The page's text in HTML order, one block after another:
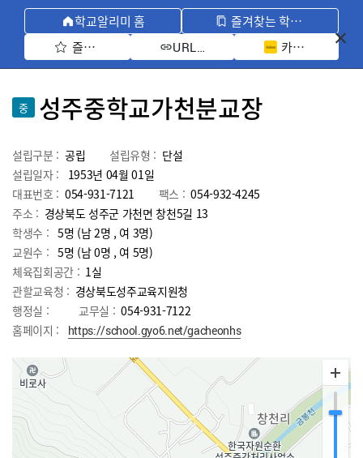
학교알리미 홈
즐겨찾는 학교 모아보기
즐겨찾기 선택
URL 복사 카카오톡 공유
중 성주중학교가천분교장
설립구분 : 공립 설립유형 : 단설
설립일자 :
1953년 04월 01일
대표번호 : 054-931-7121 팩스 : 054-932-4245
주소 : 경상북도 성주군 가천면 창천5길 13
학생수 : 5명 (남 2명 , 여 3명)
교원수 : 5명 (남0명 , 여 5명)
체육집회공간 : 1실
관할교육청 : 경상북도성주교육지원청
행정실 :
교무실 : 054-931-7122
홈페이지 :
https://school.gyo6.net/gacheonhs